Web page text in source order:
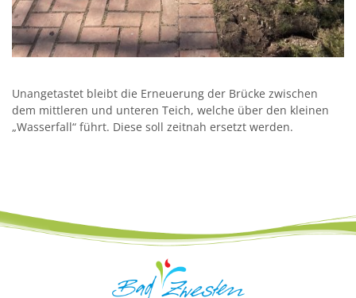
Unangetastet bleibt die Erneuerung der Brücke zwischen
dem mittleren und unteren Teich, welche über den kleinen
„Wasserfall“ führt. Diese soll zeitnah ersetzt werden.